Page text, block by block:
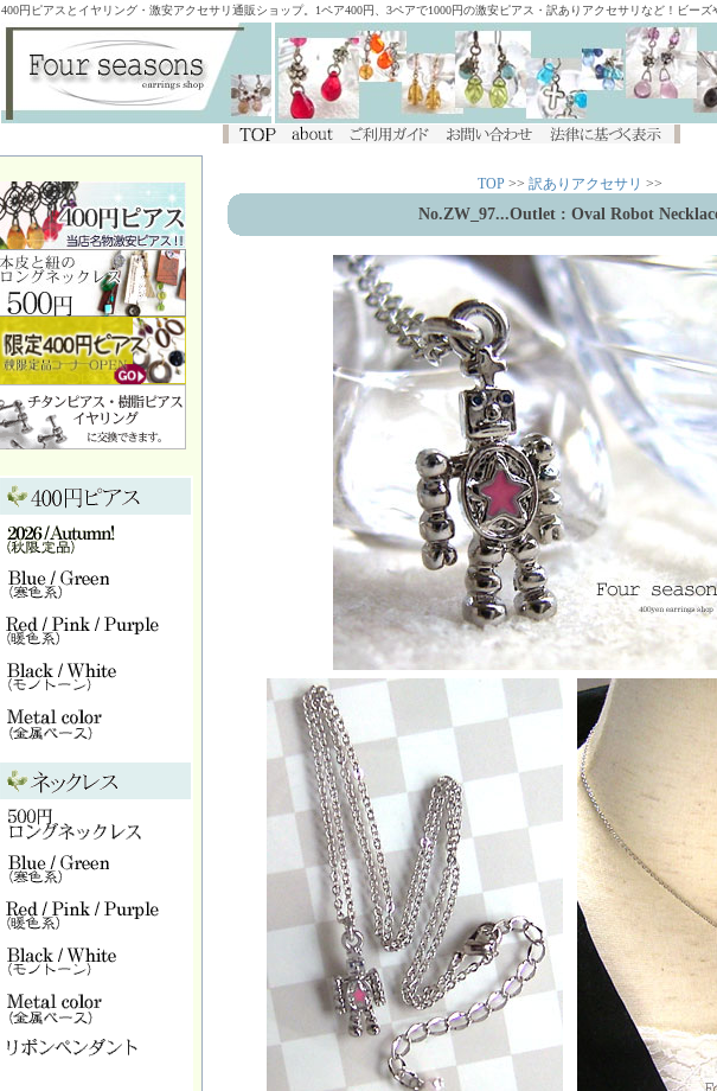
400円ピアスとイヤリング・激安アクセサリ通販ショップ。1ペア400円、3ペアで1000円の激安ピアス・訳ありアクセサリなど！ビー
TOP >> 訳ありアクセサリ >>
No.ZW_97...Outlet : Oval Robot